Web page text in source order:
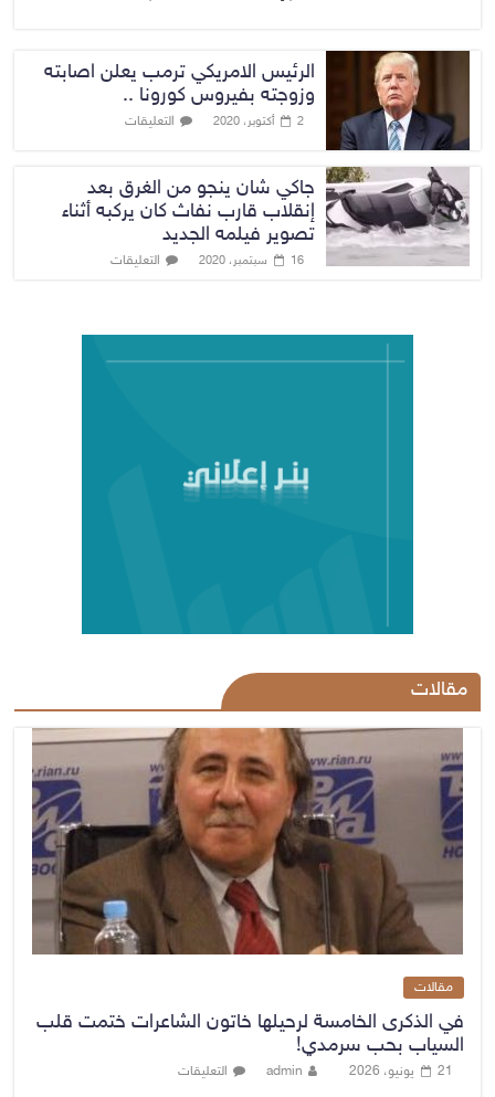
الرئيس الامريكي ترمب يعلن اصابته
وزوجته بفيروس كورونا ..
2 أكتوبر، 2020 التعليقات
جاكي شان ينجو من الغرق بعد
إنقلاب قارب نفاث كان يركبه أثناء
تصوير فيلمه الجديد
16 سبتمبر، 2020 التعليقات
مقالات
مقالات
في الذكرى الخامسة لرحيلها خاتون الشاعرات ختمت قلب
السياب بحب سرمدي!
21 يونيو، 2026 admin التعليقات